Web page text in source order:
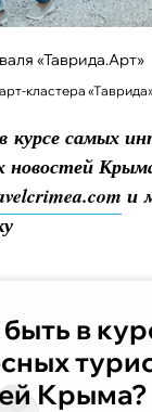
«Таврида.Арт»
кластера
самых
новостей
и
в
Крыма?